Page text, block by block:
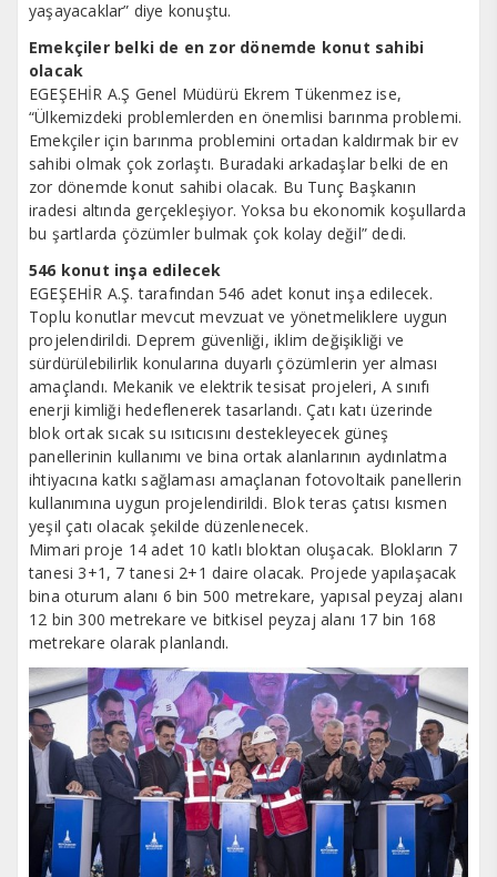
yaşayacaklar” diye konuştu.
Emekçiler belki de en zor dönemde konut sahibi
olacak
EGEŞEHİR A.Ş Genel Müdürü Ekrem Tükenmez ise,
“Ülkemizdeki problemlerden en önemlisi barınma problemi.
Emekçiler için barınma problemini ortadan kaldırmak bir ev
sahibi olmak çok zorlaştı. Buradaki arkadaşlar belki de en
zor dönemde konut sahibi olacak. Bu Tunç Başkanın
iradesi altında gerçekleşiyor. Yoksa bu ekonomik koşullarda
bu şartlarda çözümler bulmak çok kolay değil” dedi.
546 konut inşa edilecek
EGEŞEHİR A.Ş. tarafından 546 adet konut inşa edilecek.
Toplu konutlar mevcut mevzuat ve yönetmeliklere uygun
projelendirildi. Deprem güvenliği, iklim değişikliği ve
sürdürülebilirlik konularına duyarlı çözümlerin yer alması
amaçlandı. Mekanik ve elektrik tesisat projeleri, A sınıfı
enerji kimliği hedeflenerek tasarlandı. Çatı katı üzerinde
blok ortak sıcak su ısıtıcısını destekleyecek güneş
panellerinin kullanımı ve bina ortak alanlarının aydınlatma
ihtiyacına katkı sağlaması amaçlanan fotovoltaik panellerin
kullanımına uygun projelendirildi. Blok teras çatısı kısmen
yeşil çatı olacak şekilde düzenlenecek.
Mimari proje 14 adet 10 katlı bloktan oluşacak. Blokların 7
tanesi 3+1, 7 tanesi 2+1 daire olacak. Projede yapılaşacak
bina oturum alanı 6 bin 500 metrekare, yapısal peyzaj alanı
12 bin 300 metrekare ve bitkisel peyzaj alanı 17 bin 168
metrekare olarak planlandı.